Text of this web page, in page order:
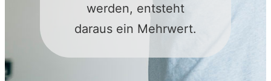
werden, entsteht
daraus ein Mehrwert.